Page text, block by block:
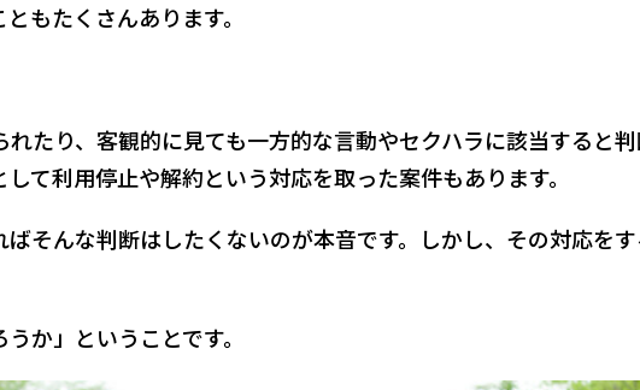
もたくさんあります。
たり、客観的に見ても一方的な言動やセクハラに該当すると
て利用停止や解約という対応を取った案件もあります。
そんな判断はしたくないのが本音です。しかし、その対応を
か」ということです。